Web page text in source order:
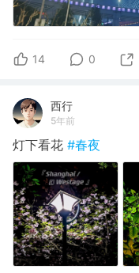
14 0
西行
5年前
灯下看花 #春夜